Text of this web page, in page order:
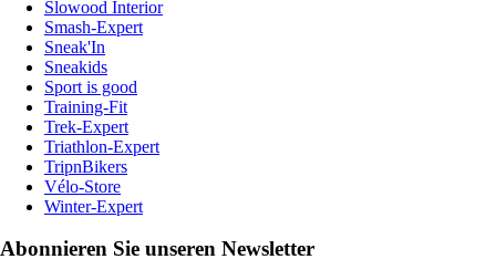
Slowood Interior
Smash-Expert
Sneak'In
Sneakids
Sport is good
Training-Fit
Trek-Expert
Triathlon-Expert
TripnBikers
Vélo-Store
Winter-Expert
Abonnieren Sie unseren Newsletter